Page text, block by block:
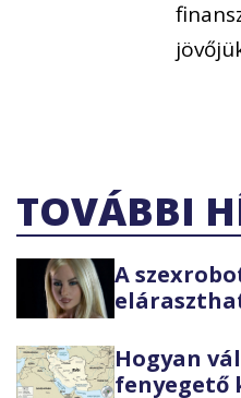
TOVÁBBI
A
Hogyan
fenyegető